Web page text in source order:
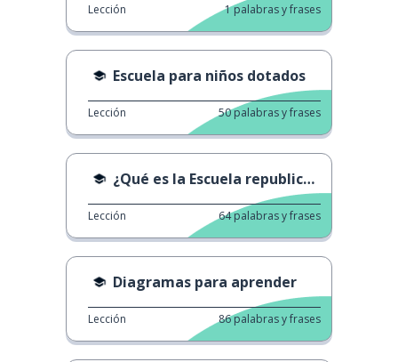
Lección 1palabras y frases
Escuela para niños dotados
Lección 50palabras y frases
¿Qué es la Escuela republicana francesa?
Lección 64palabras y frases
Diagramas para aprender
Lección 86palabras y frases